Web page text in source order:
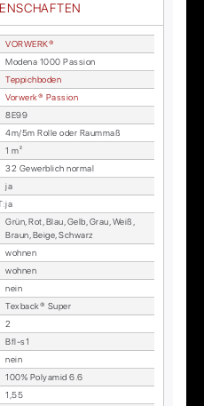
VOR­WER­K®
Mo­de­na 1000 Pas­si­on
Tep­pich­bo­den
Vor­wer­k® Pas­si­on
8E99
4m/5m Rol­le oder Raum­maß
1 m²
32 Ge­werb­lich nor­mal
ja
:ja
Grün, Rot, Blau, Gelb, Grau, Weiß,
Braun, Beige, Schwarz
woh­nen
woh­nen
nein
Tex­back® Su­per
2
Bfl-s1
nein
100% Po­ly­amid 6.6
1,55